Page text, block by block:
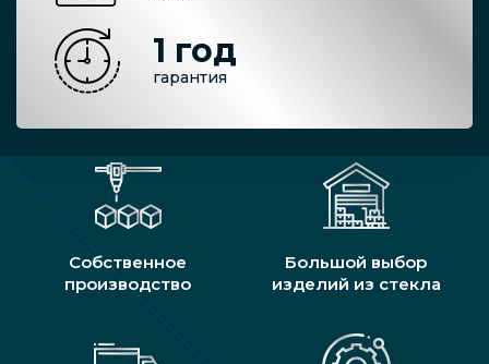
1 год
гарантия
Собственное
производство
Большой выбор
изделий из стекла